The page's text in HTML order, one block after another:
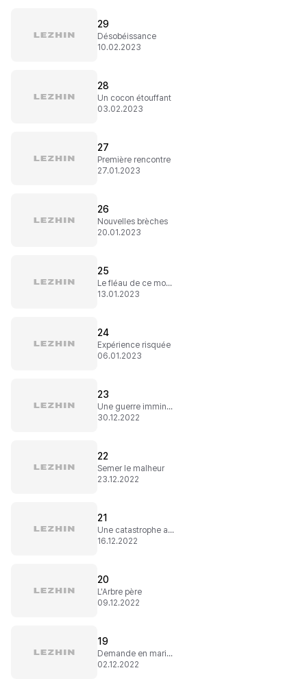
29
Désobéissance
10.02.2023
28
Un cocon étouffant
03.02.2023
27
Première rencontre
27.01.2023
26
Nouvelles brèches
20.01.2023
25
Le fléau de ce monde
13.01.2023
24
Expérience risquée
06.01.2023
23
Une guerre imminente ?
30.12.2022
22
Semer le malheur
23.12.2022
21
Une catastrophe ambulante
16.12.2022
20
L'Arbre père
09.12.2022
19
Demande en mariage ?!
02.12.2022